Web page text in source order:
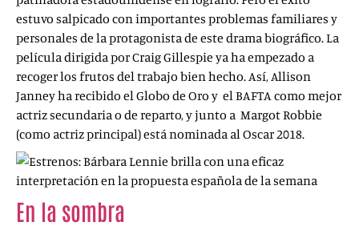
estuvo salpicado con importantes problemas familiares y
personales de la protagonista de este drama biográfico. La
película dirigida por Craig Gillespie ya ha empezado a
recoger los frutos del trabajo bien hecho. Así, Allison
Janney ha recibido el Globo de Oro y el BAFTA como mejor
actriz secundaria o de reparto, y junto a Margot Robbie
(como actriz principal) está nominada al Oscar 2018.
En la sombra